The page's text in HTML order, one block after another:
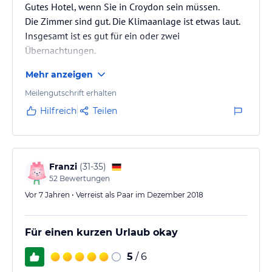
Gutes Hotel, wenn Sie in Croydon sein müssen.
Die Zimmer sind gut. Die Klimaanlage ist etwas laut.
Insgesamt ist es gut für ein oder zwei
Übernachtungen.
Mehr anzeigen
Meilengutschrift erhalten
Hilfreich Teilen
Franzi (31-35)
52 Bewertungen
Vor 7 Jahren • Verreist als Paar im Dezember 2018
Für einen kurzen Urlaub okay
5 / 6